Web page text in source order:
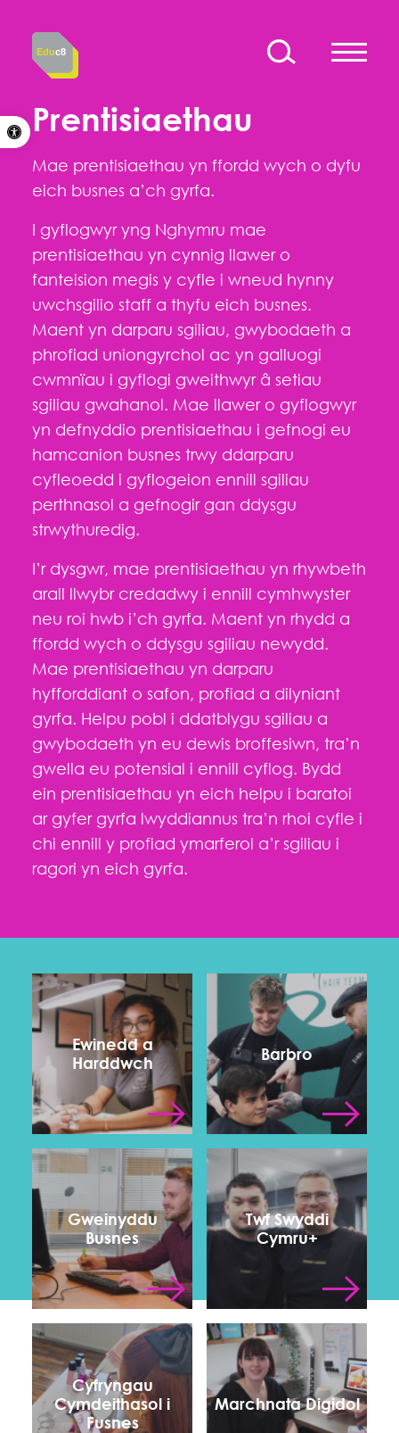
Open toolbar
Educ8
Prentisiaethau
Mae prentisiaethau yn ffordd wych o dyfu
eich busnes a’ch gyrfa.
I gyflogwyr yng Nghymru mae
prentisiaethau yn cynnig llawer o
fanteision megis y cyfle i wneud hynny
uwchsgilio staff a thyfu eich busnes.
Maent yn darparu sgiliau, gwybodaeth a
phrofiad uniongyrchol ac yn galluogi
cwmnïau i gyflogi gweithwyr â setiau
sgiliau gwahanol. Mae llawer o gyflogwyr
yn defnyddio prentisiaethau i gefnogi eu
hamcanion busnes trwy ddarparu
cyfleoedd i gyflogeion ennill sgiliau
perthnasol a gefnogir gan ddysgu
strwythuredig.
I’r dysgwr, mae prentisiaethau yn rhywbeth
arall llwybr credadwy i ennill cymhwyster
neu roi hwb i’ch gyrfa. Maent yn rhydd a
ffordd wych o ddysgu sgiliau newydd.
Mae prentisiaethau yn darparu
hyfforddiant o safon, profiad a dilyniant
gyrfa. Helpu pobl i ddatblygu sgiliau a
gwybodaeth yn eu dewis broffesiwn, tra’n
gwella eu potensial i ennill cyflog. Bydd
ein prentisiaethau yn eich helpu i baratoi
ar gyfer gyrfa lwyddiannus tra’n rhoi cyfle i
chi ennill y profiad ymarferol a’r sgiliau i
ragori yn eich gyrfa.
Ewinedd a
Harddwch
Barbro
Gweinyddu
Busnes
Twf Swyddi
Cymru+
Cyfryngau
Cymdeithasol i
Fusnes
Marchnata Digidol